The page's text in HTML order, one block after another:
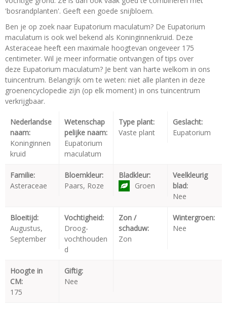
'bosrandplanten'. Geeft een goede snijbloem.
Ben je op zoek naar Eupatorium maculatum? De Eupatorium
maculatum is ook wel bekend als Koninginnenkruid. Deze
Asteraceae heeft een maximale hoogtevan ongeveer 175
centimeter. Wil je meer informatie ontvangen of tips over
deze Eupatorium maculatum? Je bent van harte welkom in ons
tuincentrum. Belangrijk om te weten: niet alle planten in deze
groenencyclopedie zijn (op elk moment) in ons tuincentrum
verkrijgbaar.
Nederlandse
naam:
Koninginnen
kruid
Wetenschap
pelijke naam:
Eupatorium
maculatum
Type plant:
Vaste plant
Geslacht:
Eupatorium
Familie:
Asteraceae
Bloemkleur:
Paars, Roze
Bladkleur:
Groen
Veelkleurig
blad:
Nee
Bloeitijd:
Augustus,
September
Vochtigheid:
Droog-
vochthouden
d
Zon /
schaduw:
Zon
Wintergroen:
Nee
Hoogte in
CM:
175
Giftig:
Nee